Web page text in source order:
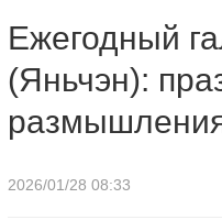
вечер Керисе (Яньчэн):
видения.
Ежегодный
(Яньчэн):
2026/01/28 08:33